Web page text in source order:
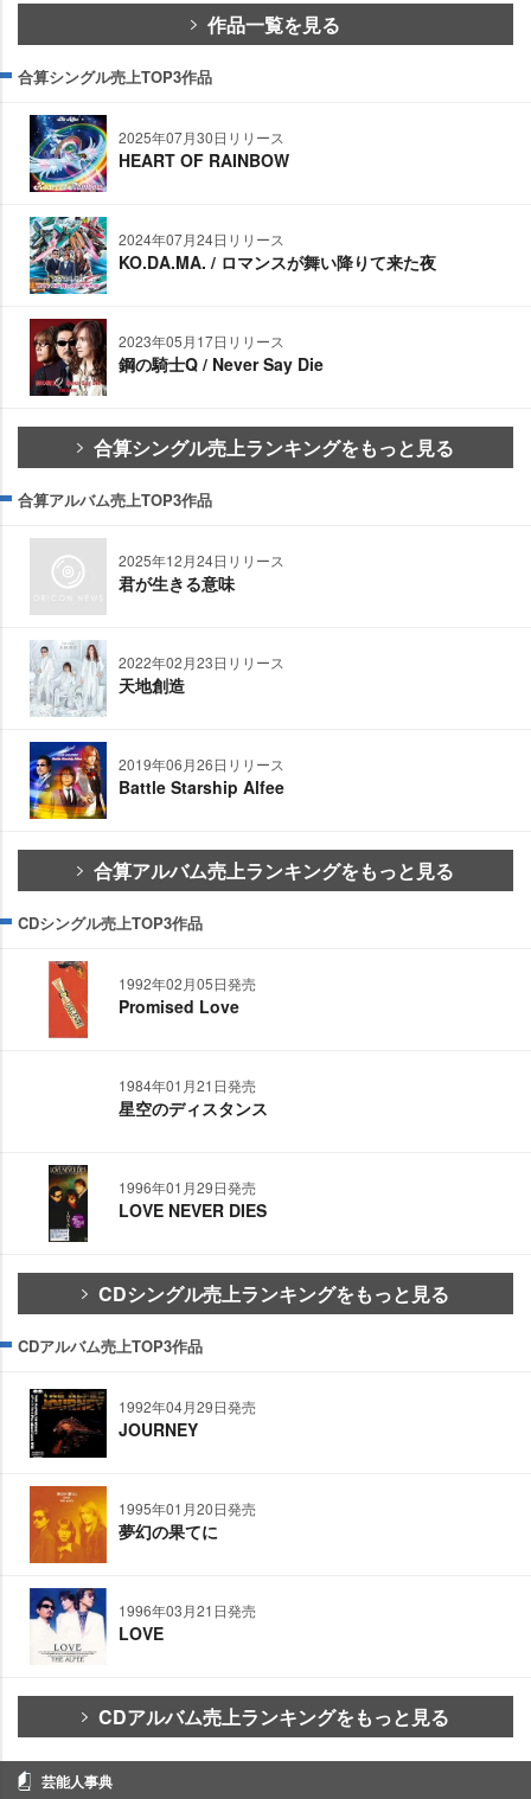
作品一覧を見る
合算シングル売上TOP3作品
2025年07月30日リリース
HEART OF RAINBOW
2024年07月24日リリース
KO.DA.MA. / ロマンスが舞い降りて来た夜
2023年05月17日リリース
鋼の騎士Q / Never Say Die
合算シングル売上ランキングをもっと見る
合算アルバム売上TOP3作品
2025年12月24日リリース
君が生きる意味
2022年02月23日リリース
天地創造
2019年06月26日リリース
Battle Starship Alfee
合算アルバム売上ランキングをもっと見る
CDシングル売上TOP3作品
1992年02月05日発売
Promised Love
1984年01月21日発売
星空のディスタンス
1996年01月29日発売
LOVE NEVER DIES
CDシングル売上ランキングをもっと見る
CDアルバム売上TOP3作品
1992年04月29日発売
JOURNEY
1995年01月20日発売
夢幻の果てに
1996年03月21日発売
LOVE
CDアルバム売上ランキングをもっと見る
芸能人事典